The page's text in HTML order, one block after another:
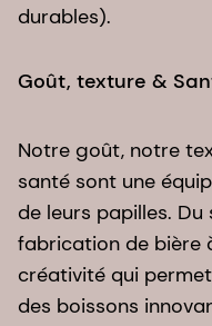
durables).
Goût, texture &
Notre goût, notre
santé sont une
de leurs papilles. Du
fabrication de bière
créativité qui
des boissons